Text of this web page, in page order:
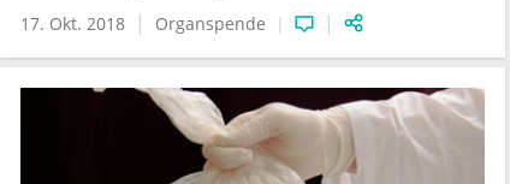
17. Okt. 2018 Organspende